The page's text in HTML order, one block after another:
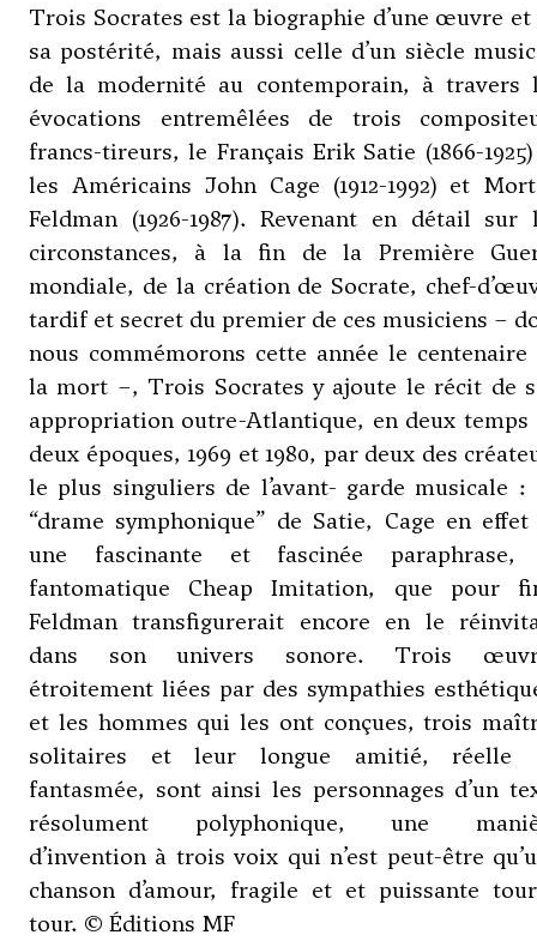
Trois Socrates est la biographie d’une œuvre et
sa postérité, mais aussi celle d’un siècle
de la modernité au contemporain, à travers
évocations entremêlées de trois
francs-tireurs, le Français Erik Satie (1866-
les Américains John Cage (1912-1992) et
Feldman (1926-1987). Revenant en détail sur
circonstances, à la fin de la Première
mondiale, de la création de Socrate, chef-
tardif et secret du premier de ces musiciens –
nous commémorons cette année le centenaire
la mort –, Trois Socrates y ajoute le récit de
appropriation outre-Atlantique, en deux temps
deux époques, 1969 et 1980, par deux des
le plus singuliers de l’avant- garde musicale :
“drame symphonique” de Satie, Cage en
une fascinante et fascinée
fantomatique Cheap Imitation, que pour
Feldman transfigurerait encore en le
dans son univers sonore. Trois
étroitement liées par des sympathies
et les hommes qui les ont conçues, trois
solitaires et leur longue amitié, réelle
fantasmée, sont ainsi les personnages d’un
résolument polyphonique, une
d’invention à trois voix qui n’est peut-être
chanson d’amour, fragile et et puissante
tour. © Éditions MF